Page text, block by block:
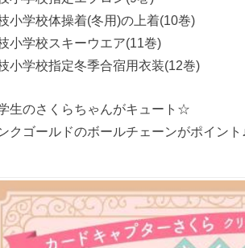
小学校体操着(冬用)の上着(10巻)
小学校スキーウエア(11巻)
小学校指定冬季合宿用衣装(12巻)
生のさくらちゃんがキュート☆
クゴールドのボールチェーンがポイント